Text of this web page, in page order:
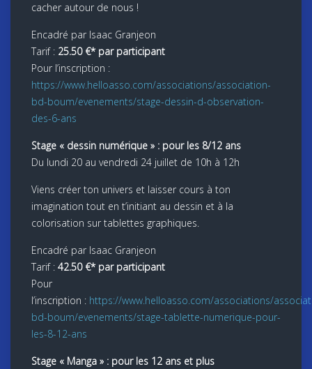
cacher autour de nous !
Encadré par Isaac Granjeon
Tarif : 25.50 €* par participant
Pour l’inscription :
https://www.helloasso.com/associations/association-
bd-boum/evenements/stage-dessin-d-observation-
des-6-ans
Stage « dessin numérique » : pour les 8/12 ans
Du lundi 20 au vendredi 24 juillet de 10h à 12h
Viens créer ton univers et laisser cours à ton
imagination tout en t’initiant au dessin et à la
colorisation sur tablettes graphiques.
Encadré par Isaac Granjeon
Tarif : 42.50 €* par participant
Pour
l’inscription : https://www.helloasso.com/associations/
bd-boum/evenements/stage-tablette-numerique-pour-
les-8-12-ans
Stage « Manga » : pour les 12 ans et plus